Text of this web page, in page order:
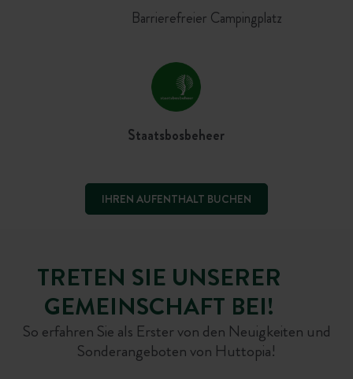
Barrierefreier Campingplatz
Staatsbosbeheer
IHREN AUFENTHALT BUCHEN
TRETEN SIE UNSERER
GEMEINSCHAFT BEI!
So erfahren Sie als Erster von den Neuigkeiten und
Sonderangeboten von Huttopia!